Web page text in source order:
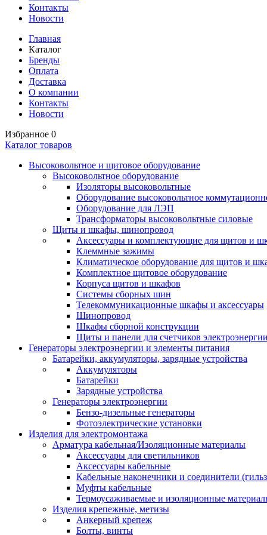
Контакты
Новости
Главная
Каталог
Бренды
Оплата
Доставка
О компании
Контакты
Новости
Избранное 0
Каталог товаров
Высоковольтное и щитовое оборудование
Высоковольтное оборудование
Изоляторы высоковольтные
Оборудование высоковольтное
Оборудование для ЛЭП
Трансформаторы высоковольтные силовые
Щиты и шкафы, шинопровод
Аксессуары и комплектующие для щитов и
Клеммные зажимы
Климатическое оборудование для щитов и
Комплектное щитовое оборудование
Корпуса щитов и шкафов
Системы сборных шин
Телекоммуникационные шкафы и аксессуары
Шинопровод
Шкафы сборной конструкции
Щиты и панели для счетчиков электроэнергии
Генераторы электроэнергии и элементы питания
Батарейки, аккумуляторы, зарядные устройства
Аккумуляторы
Батарейки
Зарядные устройства
Генераторы электроэнергии
Бензо-дизельные генераторы
Фотоэлектрические установки
Изделия для электромонтажа
Арматура кабельная/Изоляционные материалы
Аксессуары для светильников
Аксессуары кабельные
Кабельные наконечники и соединители
Муфты кабельные
Термоусаживаемые и изоляционные
Изделия крепежные, метизы
Анкерный крепеж
Болты, винты